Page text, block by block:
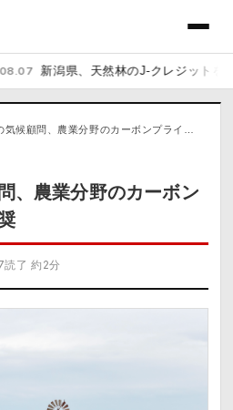
新潟県、天然林のJ-クレジットを販
気候顧問、農業分野のカーボンプライ…
、農業分野のカーボン
読了 約2分